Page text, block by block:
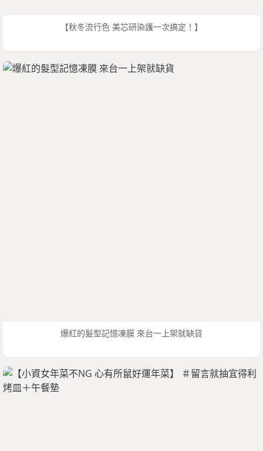
【秋冬流行色 美芯研染護一次搞定！】
爆紅的髮型記憶凍膜 來台一上架就缺貨